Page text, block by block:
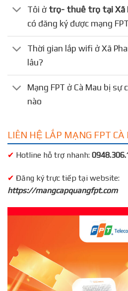
Tôi ở trọ- thuê trọ tại Xã
có đăng ký được mạng
Thời gian lắp wifi ở Xã
lâu?
Mạng FPT ở Cà Mau bị
nào
LIÊN HỆ LẮP MẠNG FPT CÀ
✔ Hotline hỗ trợ nhanh:
✔ Đăng ký trực tiếp tại website:
https://mangcapquangfpt.com